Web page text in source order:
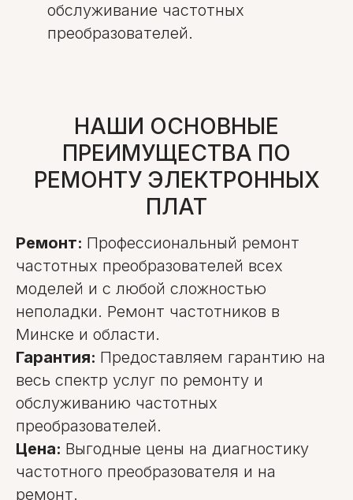
обслуживание частотных
преобразователей.
НАШИ ОСНОВНЫЕ
ПРЕИМУЩЕСТВА ПО
РЕМОНТУ ЭЛЕКТРОННЫХ
ПЛАТ
Ремонт: Профессиональный ремонт
частотных преобразователей всех
моделей и с любой сложностью
неполадки. Ремонт частотников в
Минске и области.
Гарантия: Предоставляем гарантию на
весь спектр услуг по ремонту и
обслуживанию частотных
преобразователей.
Цена: Выгодные цены на диагностику
частотного преобразователя и на
ремонт.